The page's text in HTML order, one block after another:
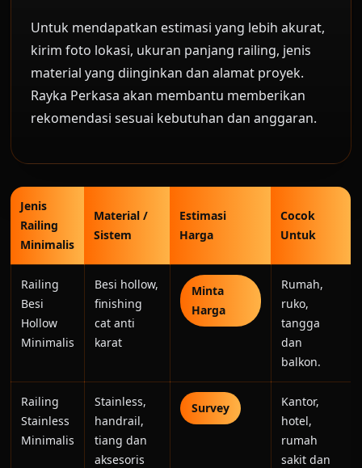
Untuk mendapatkan estimasi yang lebih akurat,
kirim foto lokasi, ukuran panjang railing, jenis
material yang diinginkan dan alamat proyek.
Rayka Perkasa akan membantu memberikan
rekomendasi sesuai kebutuhan dan anggaran.
Jenis
Railing
Minimalis
Material /
Sistem
Estimasi
Harga
Cocok
Untuk
Railing
Besi
Hollow
Minimalis
Besi hollow,
finishing
cat anti
karat
Minta
Harga
Rumah,
ruko,
tangga
dan
balkon.
Railing
Stainless
Minimalis
Stainless,
handrail,
tiang dan
aksesoris
Survey
Kantor,
hotel,
rumah
sakit dan